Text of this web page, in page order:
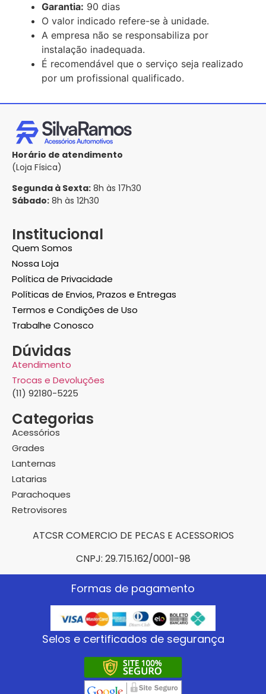
Garantia: 90 dias
O valor indicado refere-se à unidade.
A empresa não se responsabiliza por
instalação inadequada.
É recomendável que o serviço seja realizado
por um profissional qualificado.
Horário de atendimento
(Loja Física)
Segunda à Sexta: 8h às 17h30
Sábado: 8h às 12h30
Institucional
Quem Somos
Nossa Loja
Política de Privacidade
Políticas de Envios, Prazos e Entregas
Termos e Condições de Uso
Trabalhe Conosco
Dúvidas
Atendimento
Trocas e Devoluções
(11) 92180-5225
Categorias
Acessórios
Grades
Lanternas
Latarias
Parachoques
Retrovisores
ATCSR COMERCIO DE PECAS E ACESSORIOS
CNPJ: 29.715.162/0001-98
Formas de pagamento
Selos e certificados de segurança